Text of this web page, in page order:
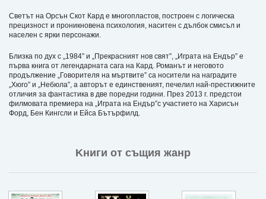
Светът на Орсън Скот Кард е многопластов, построен с логическа
прецизност и проникновена психология, наситен с дълбок смисъл и
населен с ярки персонажи.
Близка по дух с „1984” и „Прекрасният нов свят”, „Играта на Ендър” е
първа книга от легендарната сага на Кард. Романът и неговото
продължение „Говорителя на мъртвите” са носители на наградите
„Хюго” и „Небюла”, а авторът е единственият, печелил най-престижните
отличия за фантастика в две поредни години. През 2013 г. предстои
филмовата премиера на „Играта на Ендър”с участието на Харисън
Форд, Бен Кингсли и Ейса Бътърфилд.
Kниги от същия жанр